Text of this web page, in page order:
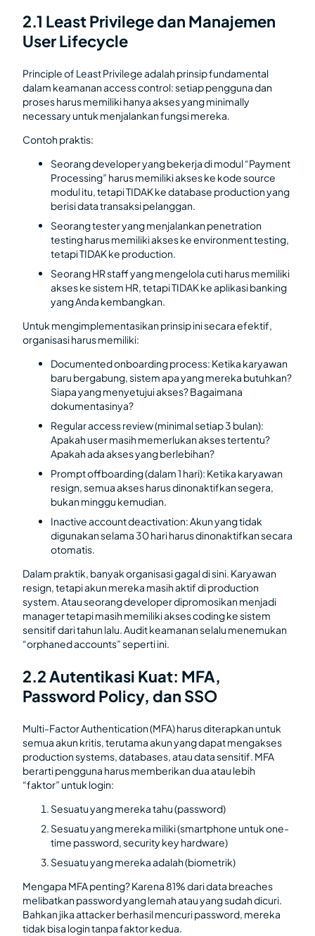
2.1 Least Privilege dan Manajemen
User Lifecycle
Principle of Least Privilege adalah prinsip fundamental
dalam keamanan access control: setiap pengguna dan
proses harus memiliki hanya akses yang minimally
necessary untuk menjalankan fungsi mereka.
Contoh praktis:
Seorang developer yang bekerja di modul “Payment
Processing” harus memiliki akses ke kode source
modul itu, tetapi TIDAK ke database production yang
berisi data transaksi pelanggan.
Seorang tester yang menjalankan penetration
testing harus memiliki akses ke environment testing,
tetapi TIDAK ke production.
Seorang HR staff yang mengelola cuti harus memiliki
akses ke sistem HR, tetapi TIDAK ke aplikasi banking
yang Anda kembangkan.
Untuk mengimplementasikan prinsip ini secara efektif,
organisasi harus memiliki:
Documented onboarding process: Ketika karyawan
baru bergabung, sistem apa yang mereka butuhkan?
Siapa yang menyetujui akses? Bagaimana
dokumentasinya?
Regular access review (minimal setiap 3 bulan):
Apakah user masih memerlukan akses tertentu?
Apakah ada akses yang berlebihan?
Prompt offboarding (dalam 1 hari): Ketika karyawan
resign, semua akses harus dinonaktifkan segera,
bukan minggu kemudian.
Inactive account deactivation: Akun yang tidak
digunakan selama 30 hari harus dinonaktifkan secara
otomatis.
Dalam praktik, banyak organisasi gagal di sini. Karyawan
resign, tetapi akun mereka masih aktif di production
system. Atau seorang developer dipromosikan menjadi
manager tetapi masih memiliki akses coding ke sistem
sensitif dari tahun lalu. Audit keamanan selalu menemukan
“orphaned accounts” seperti ini.
2.2 Autentikasi Kuat: MFA,
Password Policy, dan SSO
Multi-Factor Authentication (MFA) harus diterapkan untuk
semua akun kritis, terutama akun yang dapat mengakses
production systems, databases, atau data sensitif. MFA
berarti pengguna harus memberikan dua atau lebih
“faktor” untuk login:
Sesuatu yang mereka tahu (password)
Sesuatu yang mereka miliki (smartphone untuk one-
time password, security key hardware)
Sesuatu yang mereka adalah (biometrik)
Mengapa MFA penting? Karena 81% dari data breaches
melibatkan password yang lemah atau yang sudah dicuri.
Bahkan jika attacker berhasil mencuri password, mereka
tidak bisa login tanpa faktor kedua.